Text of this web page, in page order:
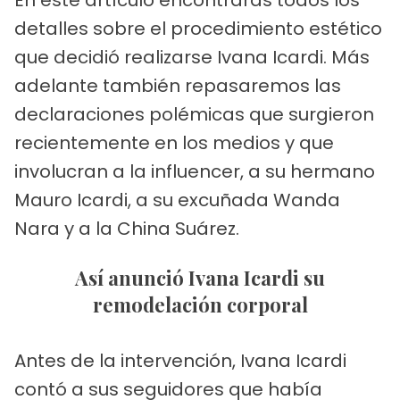
detalles sobre el procedimiento estético
que decidió realizarse Ivana Icardi. Más
adelante también repasaremos las
declaraciones polémicas que surgieron
recientemente en los medios y que
involucran a la influencer, a su hermano
Mauro Icardi, a su excuñada Wanda
Nara y a la China Suárez.
Así anunció Ivana Icardi su
remodelación corporal
Antes de la intervención, Ivana Icardi
contó a sus seguidores que había